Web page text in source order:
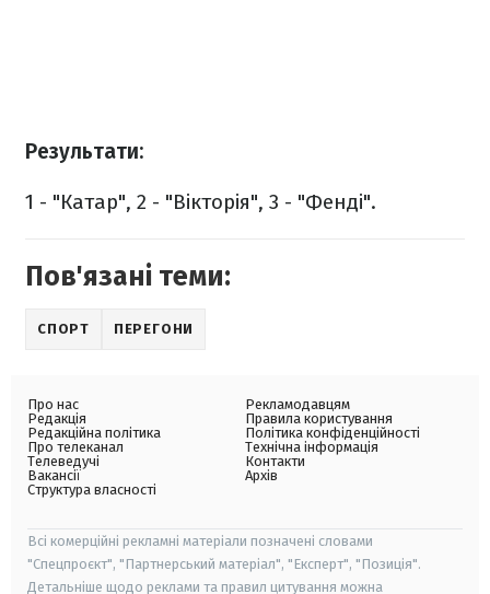
Результати:
1 - "Катар", 2 - "Вікторія", 3 - "Фенді".
Пов'язані теми:
СПОРТ ПЕРЕГОНИ
Про нас
Редакція
Редакційна політика
Про телеканал
Телеведучі
Вакансії
Структура власності
Рекламодавцям
Правила користування
Політика конфіденційності
Технічна інформація
Контакти
Архів
Всі комерційні рекламні матеріали позначені словами
"Спецпроєкт", "Партнерський матеріал", "Експерт", "Позиція".
Детальніше щодо реклами та правил цитування можна